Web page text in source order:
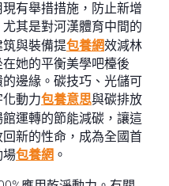
有舉措措施，防止新增
其是對河漢體育中間的
與裝備提包養網效減林
她的平衡美學吧檯後
邊緣。碳技巧、光儲可
動力包養意思與碳排放
館運轉的節能減碳，讓這
新的性命，成為全國首
場包養網 。